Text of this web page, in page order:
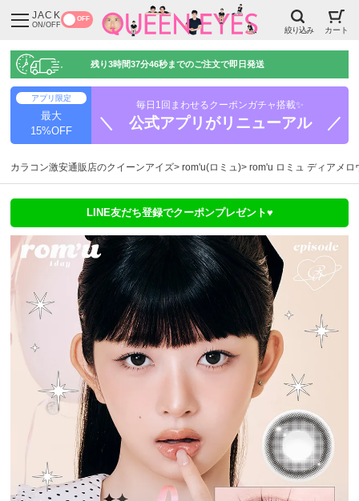
JACK
ON/OFF
OFF
絞り込み カート
残り3時間37分45秒までのご注文で即日発送
アプリ限定
最大
15%OFF
毎日1回まわせるクーポンガチャ搭載✨
＼ 公式アプリがリニューアル ／
カラコン激安通販店のクイーンアイズ rom'u(ロミュ) rom'u ロミュ ディアメロ
LINE友だち登録でクーポンプレゼント♥